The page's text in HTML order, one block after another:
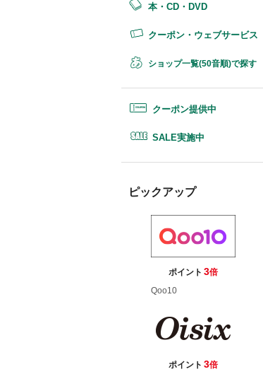
本・CD・DVD
クーポン・ウェブサービス
ショップ一覧(50音順)で探す
クーポン提供中
SALE実施中
ピックアップ
ポイント 3倍
Qoo10
ポイント 3倍